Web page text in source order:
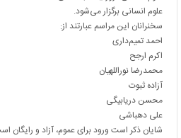
علوم انسانی برگزار می‌شود.
سخنرانان این مراسم عبارتند از:
احمد تمیم‌داری
اکرم ارجح
محمدرضا نوراللهیان
آزاده ثبوت
محسن دریابیگی
علی دهباشی
شایان ذکر است ورود برای عموم، آزاد و رایگان